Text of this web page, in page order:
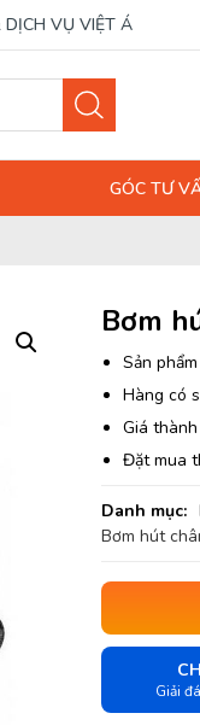
DỊCH VỤ VIỆT Á
GÓC TƯ
Bơm
Sản
Hàng có
Giá
Đặt mua
Danh mục:
Bơm hút
Giải